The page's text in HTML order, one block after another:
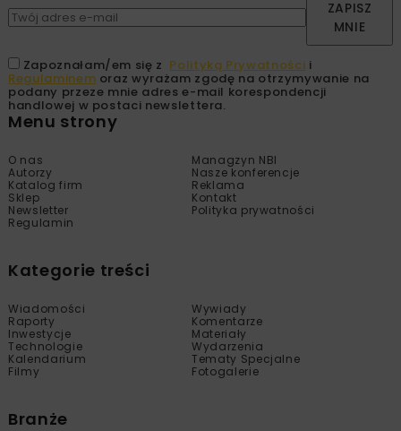
ZAPISZ
MNIE
Zapoznałam/em się z Polityką Prywatności i
Regulaminem oraz wyrażam zgodę na otrzymywanie na
podany przeze mnie adres e-mail korespondencji
handlowej w postaci newslettera.
Menu strony
O nas
Managzyn NBI
Autorzy
Nasze konferencje
Katalog firm
Reklama
Sklep
Kontakt
Newsletter
Polityka prywatności
Regulamin
Kategorie treści
Wiadomości
Wywiady
Raporty
Komentarze
Inwestycje
Materiały
Technologie
Wydarzenia
Kalendarium
Tematy Specjalne
Filmy
Fotogalerie
Branże